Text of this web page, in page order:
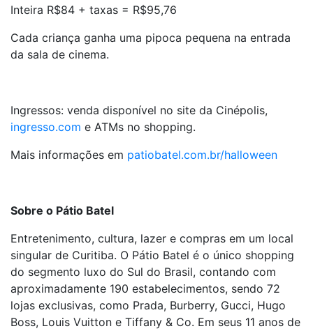
Inteira R$84 + taxas = R$95,76
Cada criança ganha uma pipoca pequena na entrada
da sala de cinema.
Ingressos: venda disponível no site da Cinépolis,
ingresso.com e ATMs no shopping.
Mais informações em patiobatel.com.br/halloween
Sobre o Pátio Batel
Entretenimento, cultura, lazer e compras em um local
singular de Curitiba. O Pátio Batel é o único shopping
do segmento luxo do Sul do Brasil, contando com
aproximadamente 190 estabelecimentos, sendo 72
lojas exclusivas, como Prada, Burberry, Gucci, Hugo
Boss, Louis Vuitton e Tiffany & Co. Em seus 11 anos de